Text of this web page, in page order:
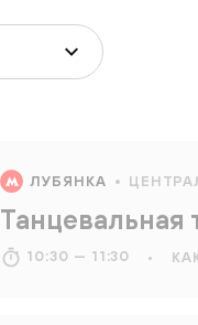
ЛУБЯНКА
Танцевальная
10:30 — 11:30 •